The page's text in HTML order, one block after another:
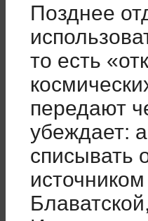
Позднее
то есть
передают
убеждает:
списывать